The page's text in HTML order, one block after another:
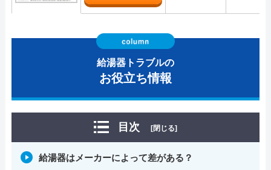
給湯器トラブルの
お役立ち情報
目次 [閉じる]
給湯器はメーカーによって差がある？